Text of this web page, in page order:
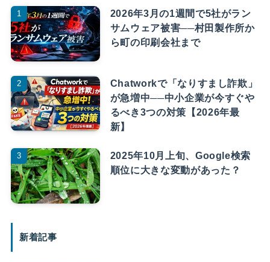
2026年3月の1週間で5社がラン
サムウェア被害──村田製作所か
ら町の印刷会社まで
Chatworkで「なりすまし詐欺」
が急増中──中小企業が今すぐや
るべき3つの対策【2026年最
新】
2025年10月上旬、Google検索
順位に大きな変動があった？
新着記事